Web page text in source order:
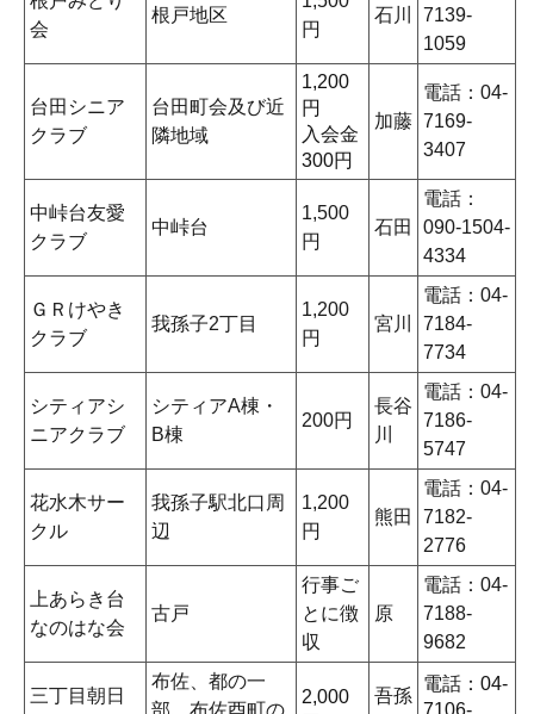
会
根戸地区
円
石川
7139-
1059
台田シニア
クラブ
台田町会及び近
隣地域
1,200
円
入会金
300円
加藤
電話：04-
7169-
3407
中峠台友愛
クラブ
中峠台
1,500
円
石田
電話：
090-1504-
4334
ＧＲけやき
クラブ
我孫子2丁目
1,200
円
宮川
電話：04-
7184-
7734
シティアシ
ニアクラブ
シティアA棟・
B棟
200円
長谷
川
電話：04-
7186-
5747
花水木サー
クル
我孫子駅北口周
辺
1,200
円
熊田
電話：04-
7182-
2776
上あらき台
なのはな会
古戸
行事ご
とに徴
収
原
電話：04-
7188-
9682
三丁目朝日
布佐、都の一
部、布佐酉町の
2,000
吾孫
電話：04-
7106-